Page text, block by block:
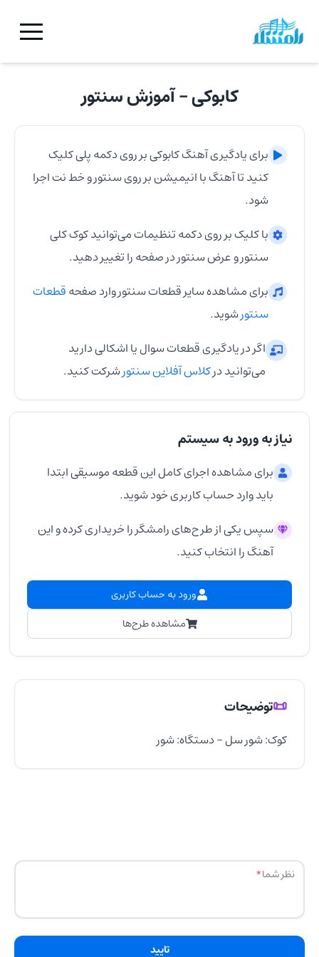
کابوکی- آموزشسنتور
برای یادگیری آهنگکابوکیبر روی دکمه پلی کلیک
کنید تا آهنگ با انیمیشن بر رویسنتورو خط نت اجرا
شود.
با کلیک بر روی دکمه تنظیمات می‌توانید کوک کلی
سنتورو عرضسنتوردر صفحه را تغییر دهید.
برای مشاهده سایر قطعاتسنتوروارد صفحهقطعات
سنتورشوید.
اگر در یادگیری قطعات سوال یا اشکالی دارید
می‌توانید درکلاس آفلاین سنتورشرکت کنید.
نیاز به ورود به سیستم
برای مشاهده اجرای کامل این قطعه موسیقی ابتدا
باید وارد حساب کاربری خود شوید.
سپس یکی از طرح‌های رامشگر را خریداری کرده و این
آهنگ را انتخاب کنید.
ورود به حساب کاربری
مشاهده طرح‌ها
📜توضیحات
کوک: شور سل - دستگاه: شور
نظر شما
تایید